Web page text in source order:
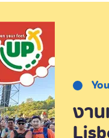
งา